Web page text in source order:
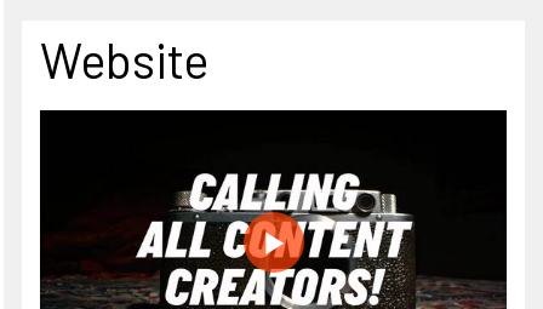
Website